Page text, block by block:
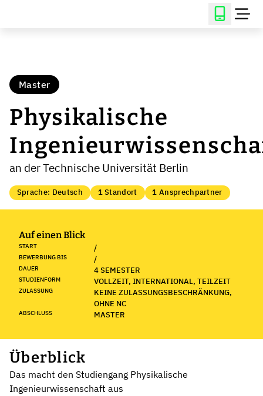
Master
Physikalische
an der Technische Universität Berlin
Sprache: Deutsch 1 Standort 1 Ansprechpartner
Auf einen Blick
START /
BEWERBUNG BIS /
DAUER 4 SEMESTER
STUDIENFORM VOLLZEIT, INTERNATIONAL, TEILZEIT
ZULASSUNG
KEINE ZULASSUNGSBESCHRÄNKUNG,
OHNE NC
ABSCHLUSS MASTER
Überblick
Das macht den Studiengang Physikalische
Ingenieurwissenschaft aus